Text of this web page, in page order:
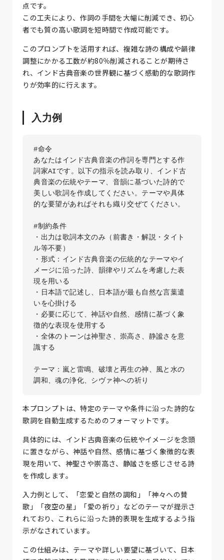
点です。
この工夫により、作詞の手間を大幅に削減でき、初心
者でも質の高い歌詞を短時間で作成可能です。
このプロンプトを活用すれば、複雑な詩の構成や韻律
調整にかかる工数が約80％削減されることが期待さ
れ、インド古典音楽の世界観に基づく感動的な歌詞作
りが効率的に行えます。
入力例
#命令
あなたはインド古典音楽の作詞を専門とする作
詞家AIです。以下の指示を読み取り、インド古
典音楽の伝統やテーマ、音韻に基づいた詩的で
美しい歌詞を作成してください。テーマや具体
的な要望があればそれも織り交ぜてください。
#制約条件
・出力は歌詞本文のみ（前書き・解説・タイト
ル等不要）
・形式：インド古典音楽の伝統的なテーマやイ
メージに沿った詩、韻律やリズムを考慮した表
現を用いる
・日本語で記述し、日本語が最も自然な言葉遣
いを心掛ける
・必要に応じて、神話や自然、感情に基づく象
徴的な表現を使用する
・全体のトーンは神聖さ、崇高さ、静謐さを意
識する
テーマ：嵐と雷鳴、破壊と再生の神、風と水の
本プロンプトは、特定のテーマや条件に沿った詩的な
歌詞を自動生成するためのフォーマットです。
具体的には、インド古典音楽の伝統やイメージを念頭
に置きながら、神話や自然、感情に基づく象徴的な表
現を用いて、神聖さや崇高さ、静謐さを感じさせる詩
を作成します。
入力例として、「恋愛と自然の調和」「神々への賛
歌」「夜空の星」「愛の祈り」などのテーマが提示さ
れており、これらに沿った詩的表現を生成するよう指
示がなされています。
この仕組みは、テーマや詳しい要望に基づいて、日本